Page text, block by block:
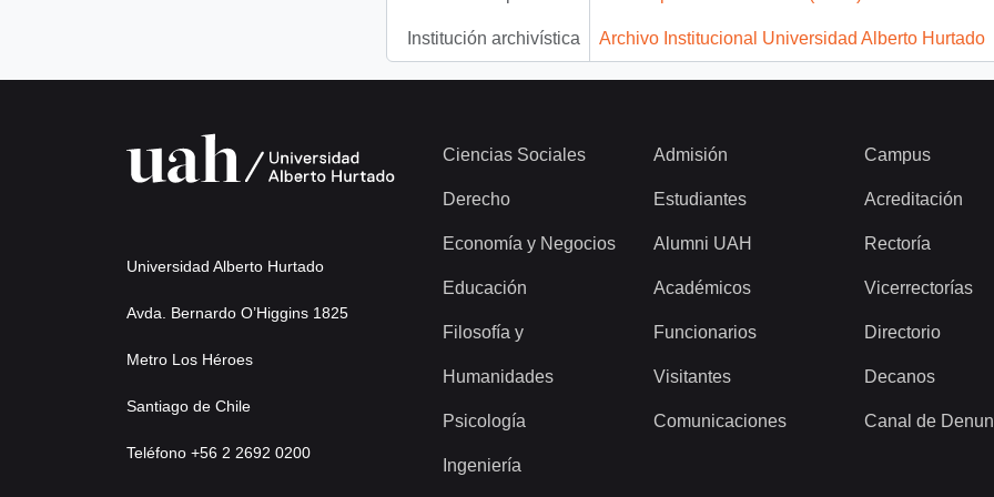
Institución archivística Archivo Institucional Universidad Alberto Hurtado
Universidad Alberto Hurtado
Avda. Bernardo O’Higgins 1825
Metro Los Héroes
Santiago de Chile
Teléfono +56 2 2692 0200
Ciencias Sociales
Derecho
Economía y Negocios
Educación
Filosofía y
Humanidades
Psicología
Ingeniería
Admisión
Estudiantes
Alumni UAH
Académicos
Funcionarios
Visitantes
Comunicaciones
Campus
Acreditación
Rectoría
Vicerrectorías
Directorio
Decanos
Canal de